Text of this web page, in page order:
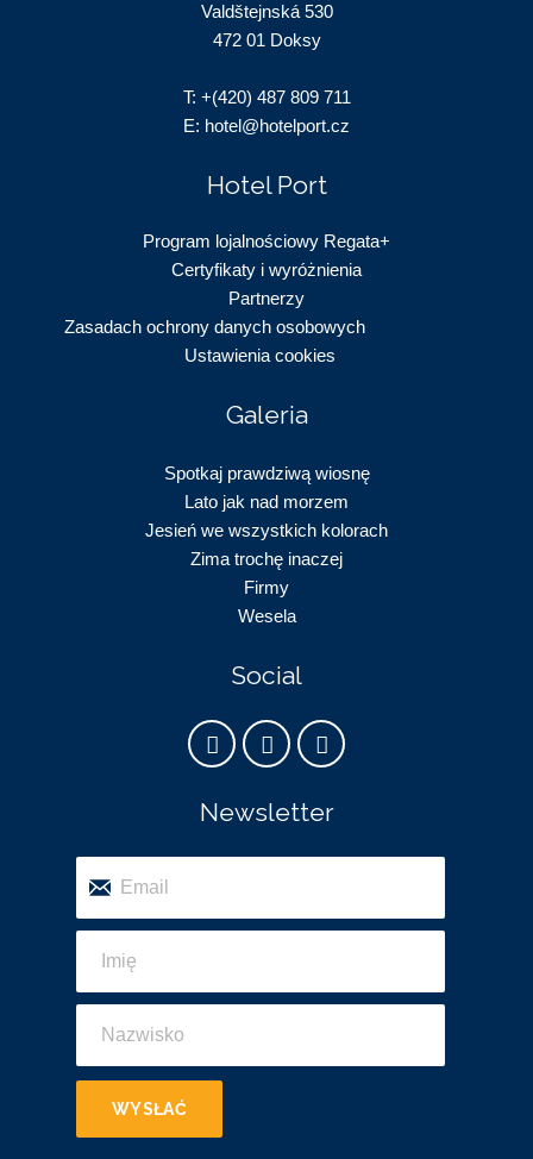
Valdštejnská 530
472 01 Doksy
T: +(420) 487 809 711
E: hotel@hotelport.cz
Hotel Port
Program lojalnościowy Regata+
Certyfikaty i wyróżnienia
Partnerzy
Zasadach ochrony danych osobowych
Ustawienia cookies
Galeria
Spotkaj prawdziwą wiosnę
Lato jak nad morzem
Jesień we wszystkich kolorach
Zima trochę inaczej
Firmy
Wesela
Social
Newsletter
WYSŁAĆ